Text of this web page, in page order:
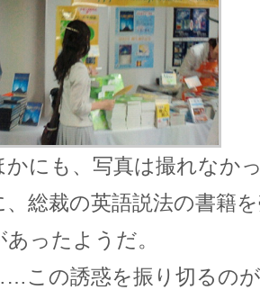
にも、写真は撮れなか
、総裁の英語説法の書籍
あったようだ。
の誘惑を振り切るのが